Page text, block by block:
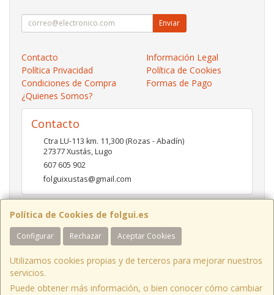
Política de Cookies de folgui.es
Configurar Rechazar Aceptar Cookies
Utilizamos cookies propias y de terceros para mejorar nuestros
servicios.
Puede obtener más información, o bien conocer cómo cambiar
Enviar
Contacto
Información Legal
Política Privacidad
Política de Cookies
Condiciones de Compra
Formas de Pago
¿Quienes Somos?
Contacto
Ctra LU-113 km. 11,300 (Rozas - Abadín)
27377Xustás,Lugo
607 605 902
folguixustas@gmail.com
Horario
Lunes a viernes de 10:00 a 14:00 y de 16:00 a 20:00.
Sábados de 10:00 a 14:00 y de 16:00 a 19:00
Ctra LU-113 Km 11,300 Xustás Lugo, España. - C.I.F.: B27261130 - Tfno: